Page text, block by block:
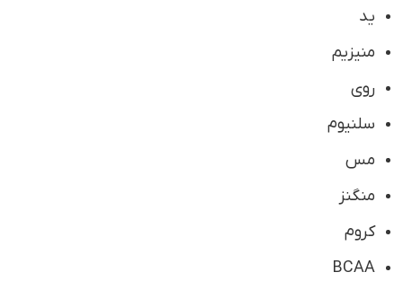
ید
منیزیم
روی
سلنیوم
مس
منگنز
کروم
BCAA